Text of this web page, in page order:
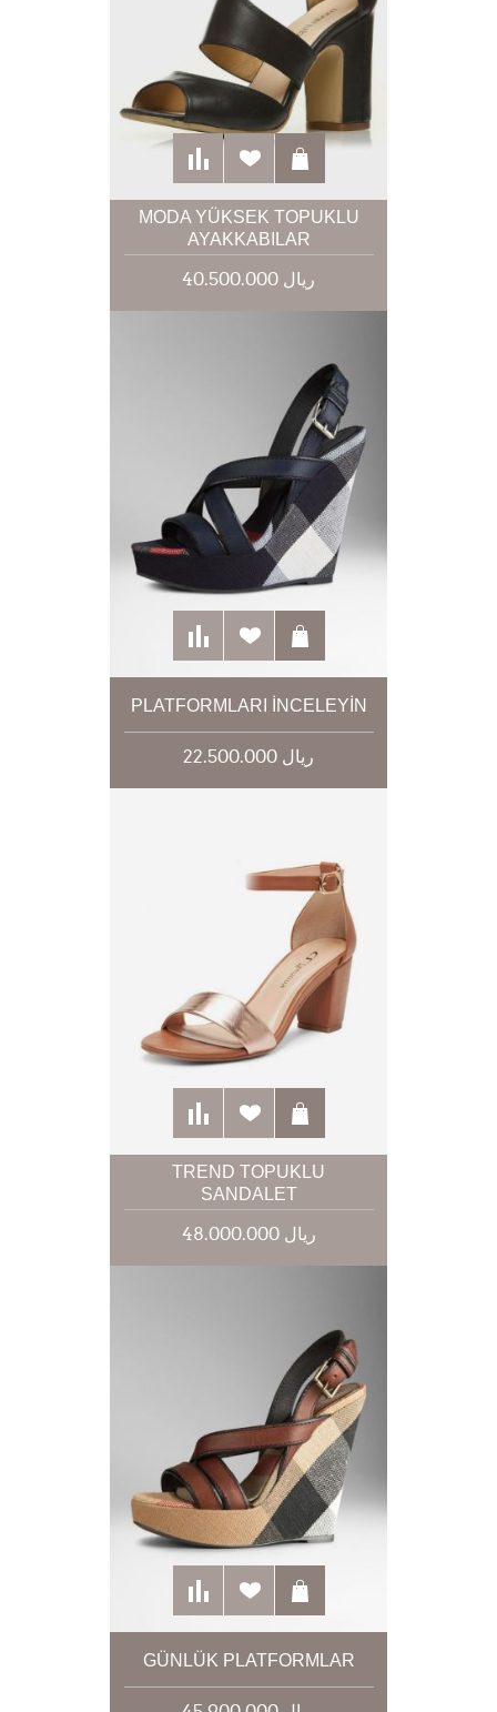
MODA YÜKSEK TOPUKLU
AYAKKABILAR
40.500.000 ریال
PLATFORMLARI İNCELEYIN
22.500.000 ریال
TREND TOPUKLU
SANDALET
48.000.000 ریال
GÜNLÜK PLATFORMLAR